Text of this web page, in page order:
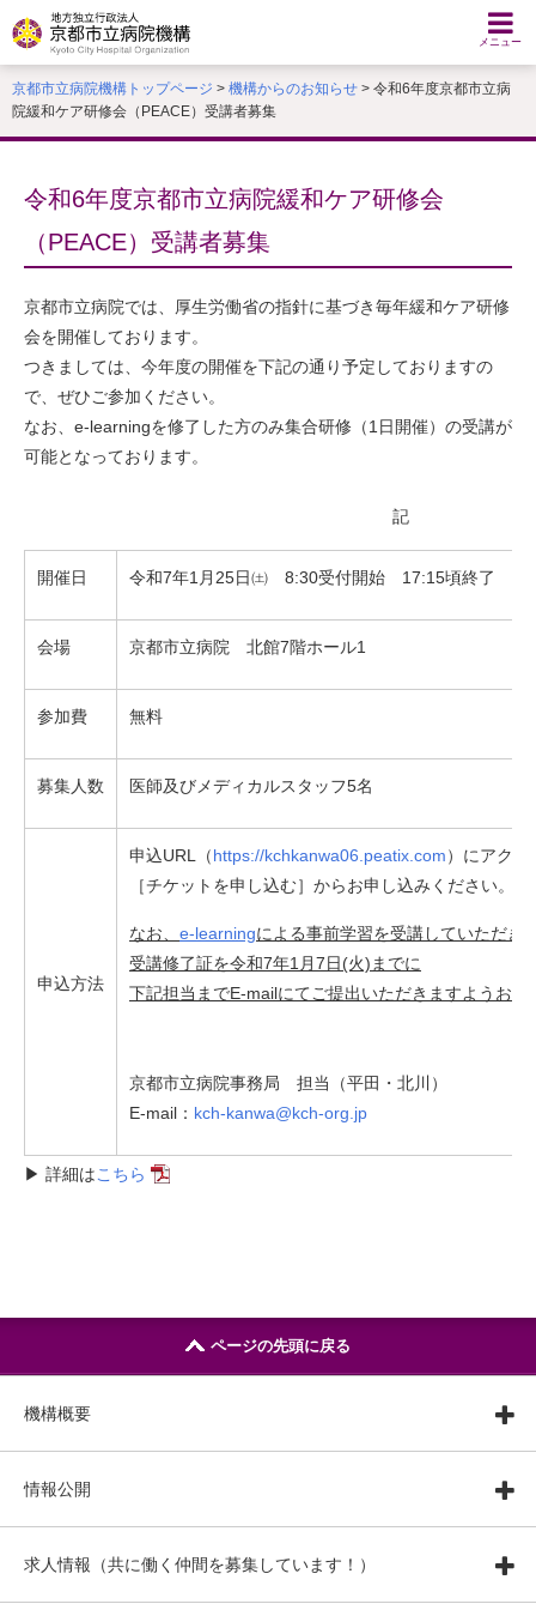
文
へ
移
動
す
メニュー
京都市立病院機構トップページ > 機構からのお知らせ > 令和6年度京都市立病
院緩和ケア研修会（PEACE）受講者募集
令和6年度京都市立病院緩和ケア研修会
（PEACE）受講者募集
京都市立病院では、厚生労働省の指針に基づき毎年緩和ケア研修
会を開催しております。
つきましては、今年度の開催を下記の通り予定しておりますの
で、ぜひご参加ください。
なお、e-learningを修了した方のみ集合研修（1日開催）の受講が
可能となっております。
記
開催日 令和7年1月25日㈯ 8:30受付開始 17:15頃終了
会場 京都市立病院 北館7階ホール1
参加費 無料
募集人数 医師及びメディカルスタッフ5名
申込方法
申込URL（https://kchkanwa06.peatix.com）にアクセ
［チケットを申し込む］からお申し込みください。
なお、 e-learningによる事前学習を受講していただき
受講修了証を令和7年1月7日(火)までに
下記担当までE-mailにてご提出いただきますようお願
京都市立病院事務局 担当（平田・北川）
E-mail： kch-kanwa@kch-org.jp
▶ 詳細はこちら
ページの先頭に戻る
機構概要
情報公開
求人情報（共に働く仲間を募集しています！）